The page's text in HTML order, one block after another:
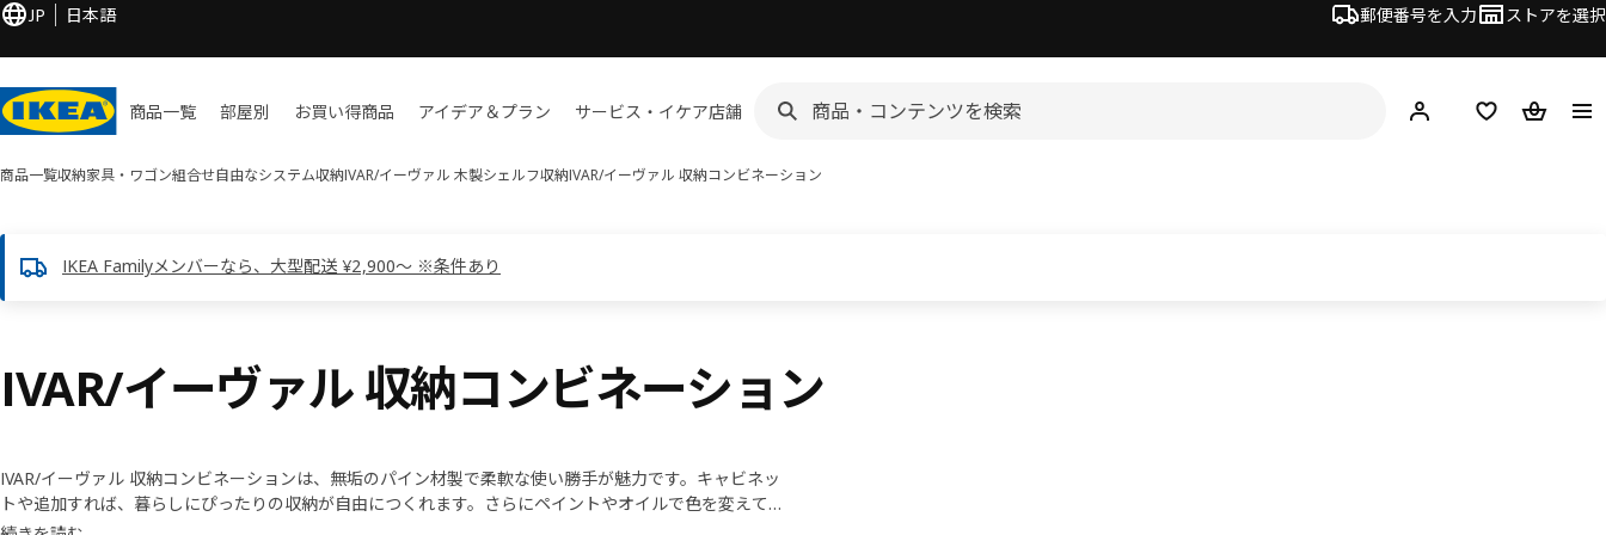
JP 日本語 郵便番号を入力 ストアを選択
商品一覧 部屋別 お買い​得商品 アイデア＆プラン サービス・イケア店舗 ログイン・新規入会
欲しいものリスト
カート
商品一覧収納家具・ワゴン組合せ自由なシステム収納IVAR/イーヴァル 木製シェルフ収納IVAR/イーヴァル 収納コンビネーション
IKEA Familyメンバーなら、大型配送 ¥2,900～ ※条件あり
IVAR/イーヴァル 収納コンビネーション
IVAR/イーヴァル 収納コンビネーションは、無垢のパイン材製で柔軟な使い勝手が魅力です。キャビネッ
トや追加すれば、暮らしにぴったりの収納が自由につくれます。さらにペイントやオイルで色を変えて、
自分好みにアレンジするのもおすすめ。イケアの収納で、あなただけの心地よい空間つくりを楽しんでく